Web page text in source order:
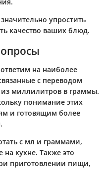
упростить
качество ваших блюд.
на наиболее
с переводом
из миллилитров в граммы.
понимание этих
и готовящим более
с мл и граммами,
на кухне. Также это
приготовлении пищи,